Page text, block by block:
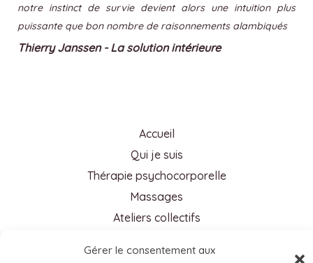
Gérer le consentement aux
notre instinct de survie devient alors une intuition plus
puissante que bon nombre de raisonnements alambiqués
Thierry Janssen - La solution intérieure
Accueil
Qui je suis
Thérapie psychocorporelle
Massages
Ateliers collectifs